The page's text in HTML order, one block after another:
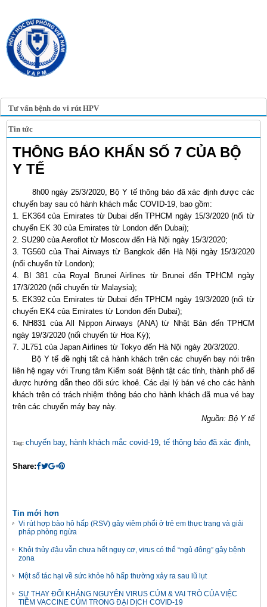
Tư vấn bệnh do vi rút HPV
Tin tức
THÔNG BÁO KHẨN SỐ 7 CỦA BỘ
Y TẾ
8h00 ngày 25/3/2020, Bộ Y tế thông báo đã xác định được các
chuyến bay sau có hành khách mắc COVID-19, bao gồm:
1. EK364 của Emirates từ Dubai đến TPHCM ngày 15/3/2020 (nối từ
chuyến EK 30 của Emirates từ London đến Dubai);
2. SU290 của Aeroflot từ Moscow đến Hà Nội ngày 15/3/2020;
3. TG560 của Thai Airways từ Bangkok đến Hà Nội ngày 15/3/2020
(nối chuyến tử London);
4. BI 381 của Royal Brunei Airlines từ Brunei đến TPHCM ngày
17/3/2020 (nối chuyến từ Malaysia);
5. EK392 của Emirates từ Dubai đến TPHCM ngày 19/3/2020 (nối từ
chuyến EK4 của Emirates từ London đến Dubai);
6. NH831 của All Nippon Airways (ANA) từ Nhật Bản đến TPHCM
ngày 19/3/2020 (nối chuyến từ Hoa Kỳ);
7. JL751 của Japan Airlines từ Tokyo đến Hà Nội ngày 20/3/2020.
Bộ Y tế đề nghị tất cả hành khách trên các chuyến bay nói trên
liên hệ ngay với Trung tâm Kiểm soát Bệnh tật các tỉnh, thành phố để
được hướng dẫn theo dõi sức khoẻ. Các đại lý bán vé cho các hành
khách trên có trách nhiệm thông báo cho hành khách đã mua vé bay
trên các chuyến máy bay này.
Nguồn: Bộ Y tế
Tag: chuyến bay, hành khách mắc covid-19, tế thông báo đã xác định,
Share:
Tin mới hơn
Vi rút hợp bào hô hấp (RSV) gây viêm phổi ở trẻ em thực trạng và giải
pháp phòng ngừa
Khỏi thủy đậu vẫn chưa hết nguy cơ, virus có thể “ngủ đông” gây bệnh
zona
Một số tác hại về sức khỏe hô hấp thường xảy ra sau lũ lụt
SỰ THAY ĐỔI KHÁNG NGUYÊN VIRUS CÚM & VAI TRÒ CỦA VIỆC
TIÊM VACCINE CÚM TRONG ĐẠI DỊCH COVID-19